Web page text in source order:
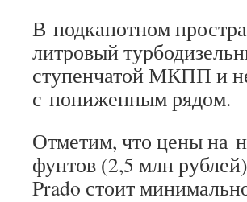
В подкапотном
литровый
ступенчатой МКПП и
с пониженным рядом.
Отметим, что цены на
фунтов (2,5 млн
Prado стоит